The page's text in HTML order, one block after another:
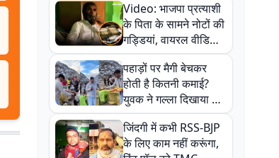
Video: भाजपा प्रत्याशी
के पिता के सामने नोटों की
गड्डियां, वायरल वीडियो
से राजनीति में उबाल,
अजित महतो बोले- TMC
की गंदी चाल
पहाड़ों पर मैगी बेचकर
होती है कितनी कमाई?
युवक ने गल्ला दिखाया तो
नौकरी वालों के खड़े हो गए
कान
जिंदगी में कभी RSS-BJP
के लिए काम नहीं करूंगा,